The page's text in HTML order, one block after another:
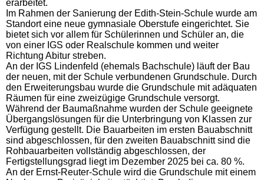
erarbeitet.
Im Rahmen der Sanierung der Edith-Stein-Schule wurde am
Standort eine neue gymnasiale Oberstufe eingerichtet. Sie
bietet sich vor allem für Schülerinnen und Schüler an, die
von einer IGS oder Realschule kommen und weiter
Richtung Abitur streben.
An der IGS Lindenfeld (ehemals Bachschule) läuft der Bau
der neuen, mit der Schule verbundenen Grundschule. Durch
den Erweiterungsbau wurde die Grundschule mit adäquaten
Räumen für eine zweizügige Grundschule versorgt.
Während der Baumaßnahme wurden der Schule geeignete
Übergangslösungen für die Unterbringung von Klassen zur
Verfügung gestellt. Die Bauarbeiten im ersten Bauabschnitt
sind abgeschlossen, für den zweiten Bauabschnitt sind die
Rohbauarbeiten vollständig abgeschlossen, der
Fertigstellungsgrad liegt im Dezember 2025 bei ca. 80 %.
An der Ernst-Reuter-Schule wird die Grundschule mit einem